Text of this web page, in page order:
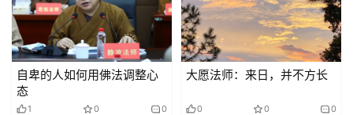
自卑的人如何用佛法调整心
态
1 0 0
大愿法师：来日，并不方长
0 0 0